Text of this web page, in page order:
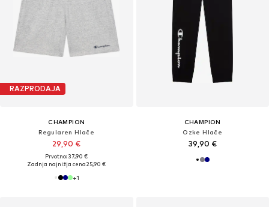
RAZPRODAJA
CHAMPION
Regularen Hlače
29,90 €
Prvotno: 37,90 €
Zadnja najnižja cena25,90 €
+1
CHAMPION
Ozke Hlače
39,90 €